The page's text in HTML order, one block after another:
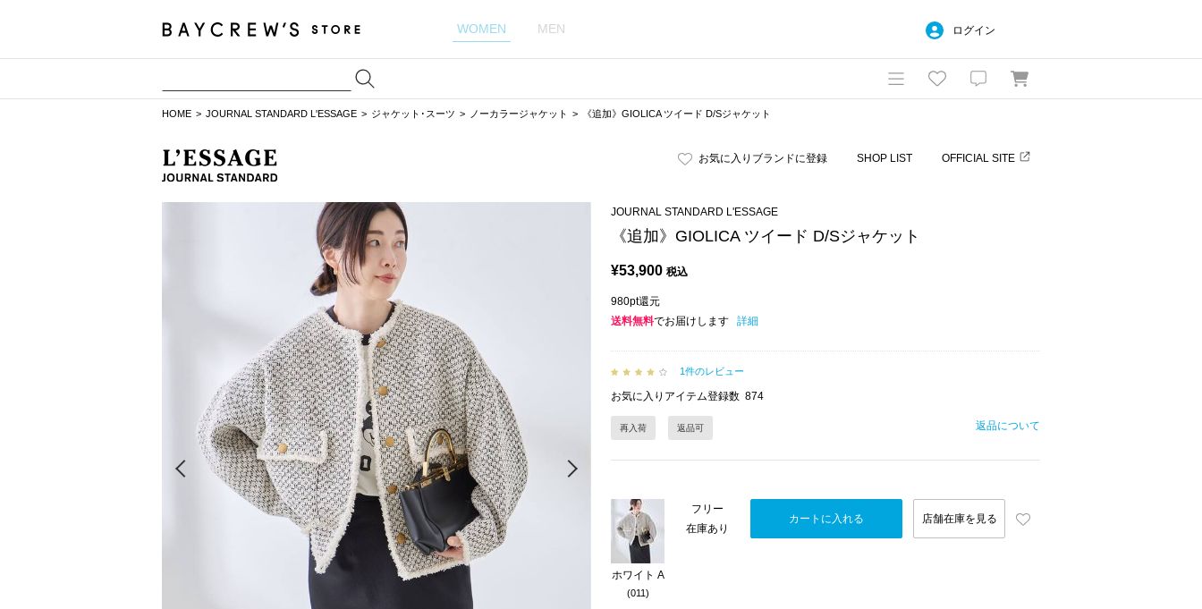
WOMEN MEN ログイン
HOME JOURNAL STANDARD L'ESSAGE ジャケット･スーツ ノーカラージャケット 《追加》GIOLICA ツイード D/Sジャケット
お気に入りブランドに登録 SHOP LIST OFFICIAL SITE
Next
Prev
JOURNAL STANDARD L'ESSAGE
《追加》GIOLICA ツイード D/Sジャケット
¥53,900 税込
980pt還元
送料無料でお届けします 詳細
1件のレビュー
お気に入りアイテム登録数 874
再入荷 返品可 返品について
ホワイト A
(011)
フリー
在庫あり
カートに入れる 店舗在庫を見る